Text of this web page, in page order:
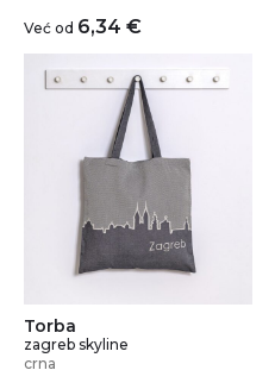
Već od 6,34 €
Torba
zagreb skyline
crna